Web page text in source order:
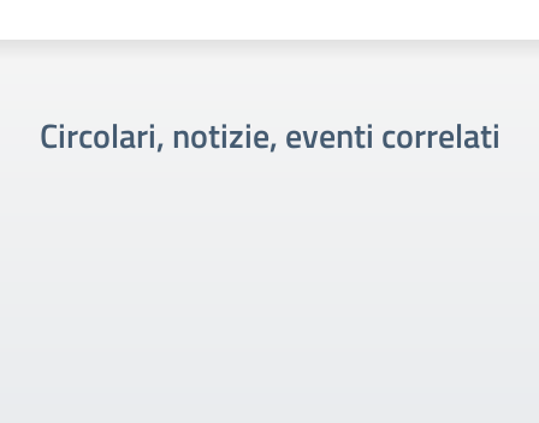
Circolari, notizie, eventi correlati